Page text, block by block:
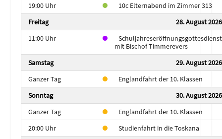
19:00 Uhr
10c Elternabend im Zimmer 313
Freitag
28. August 2026
11:00 Uhr
Schuljahreseröffnungsgottesdienst
mit Bischof Timmerevers
Samstag
29. August 2026
Ganzer Tag
Englandfahrt der 10. Klassen
Sonntag
30. August 2026
Ganzer Tag
Englandfahrt der 10. Klassen
20:00 Uhr
Studienfahrt in die Toskana